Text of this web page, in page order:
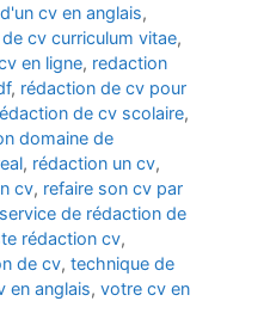
cv en anglais,
cv curriculum vitae,
en ligne, redaction
, rédaction de cv pour
de cv scolaire,
domaine de
, rédaction un cv,
cv, refaire son cv par
service de rédaction de
rédaction cv,
de cv, technique de
en anglais, votre cv en